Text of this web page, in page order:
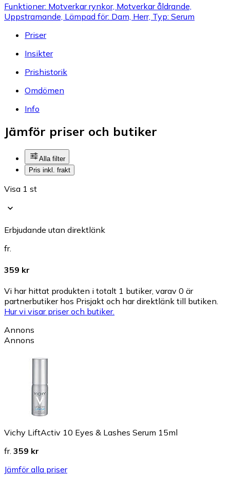
Funktioner: Motverkar rynkor, Motverkar åldrande,
Uppstramande, Lämpad för: Dam, Herr, Typ: Serum
Priser
Insikter
Prishistorik
Omdömen
Info
Jämför priser och butiker
Alla filter
Pris inkl. frakt
Visa 1 st
Erbjudande utan direktlänk
fr.
359 kr
Vi har hittat produkten i totalt 1 butiker, varav 0 är
partnerbutiker hos Prisjakt och har direktlänk till butiken.
Hur vi visar priser och butiker.
Annons
Annons
Vichy LiftActiv 10 Eyes & Lashes Serum 15ml
fr. 359 kr
Jämför alla priser